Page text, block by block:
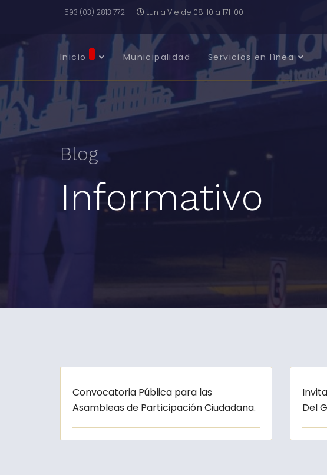
+593 (03) 2813 772 Lun a Vie de 08H0 a 17H00
Inicio Municipalidad Servicios en línea
Blog
Informativo
Convocatoria Pública para las
Asambleas de Participación Ciudadana.
Del